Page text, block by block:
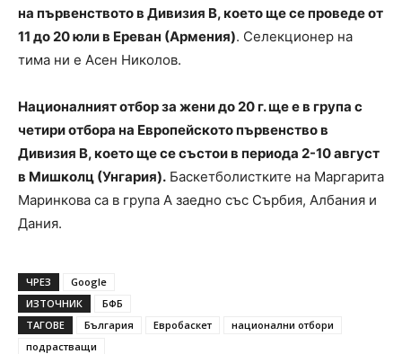
на първенството в Дивизия B, което ще се проведе от
11 до 20 юли в Ереван (Армения). Селекционер на
тима ни е Асен Николов.
Националният отбор за жени до 20 г. ще е в група с
четири отбора на Европейското първенство в
Дивизия B, което ще се състои в периода 2-10 август
в Мишколц (Унгария). Баскетболистките на Маргарита
Маринкова са в група А заедно със Сърбия, Албания и
Дания.
ЧРЕЗ
Google
ИЗТОЧНИК
БФБ
ТАГОВЕ
България Евробаскет
национални отбори
подрастващи